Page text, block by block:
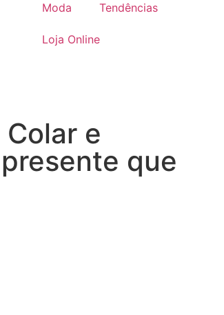
Moda Tendências
Loja Online
e
que